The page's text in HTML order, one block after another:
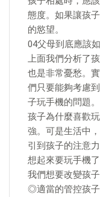
態度。如果讓孩
的慾望。
04父母到底應該
上面我們分析了
也是非常憂愁。
們只要能夠考慮
子玩手機的問題。
孩子為什麼喜歡
強。可是生活中
引到孩子的注意
想起來要玩手機了
我們想要改變孩
◎適當的管控孩